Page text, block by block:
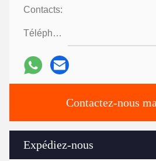
Contacts:
Téléphone:
Contactez-nous
Expédiez-nous